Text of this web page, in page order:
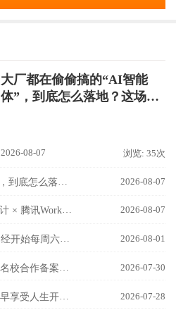
大厂都在偷偷搞的“AI智能
体”，到底怎么落地？这场
2026-08-07 浏览: 35次
2026-08-07
在广人员注意了！字节Coze设计 × 腾讯WorkBuddy联手，国内最强AI双雄组合，8月9日隆基校区实战开讲！ 2026-08-07
你的AI还在聊天，别人的AI已经开始每周六自己加班了！ 2026-08-01
学历党狂喜！陈文卫教育×3所名校合作备案成功！ 2026-07-30
2026-07-28